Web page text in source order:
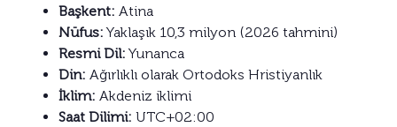
Başkent: Atina
Nüfus:Yaklaşık 10,3 milyon (2026 tahmini)
Resmi Dil:Yunanca
Din: Ağırlıklı olarak Ortodoks Hristiyanlık
İklim: Akdeniz iklimi
Saat Dilimi: UTC+02:00